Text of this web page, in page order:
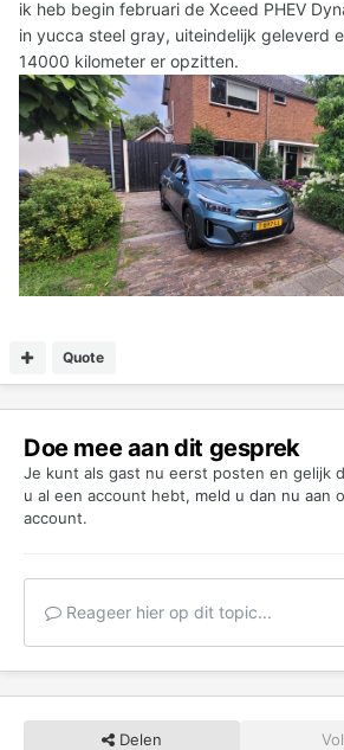
ik heb begin februari de Xceed PHEV
in yucca steel gray, uiteindelijk geleverd
14000 kilometer er opzitten.
Quote
Doe mee aan dit gesprek
Je kunt als gast nu eerst posten en gelijk
u al een account hebt, meld u dan nu aan
account.
Reageer hier op dit topic...
Delen